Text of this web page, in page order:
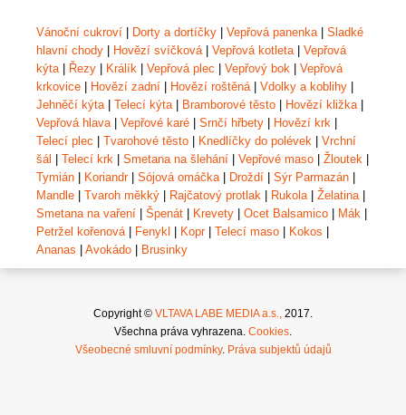
Vánoční cukroví Dorty a dortíčky Vepřová panenka| Sladké
hlavní chody
Hovězí svíčková| Vepřová kotleta| Vepřová
kýta| Řezy Králík Vepřová plec Vepřový bok
Vepřová
krkovice
Hovězí zadní Hovězí roštěná| Vdolky a koblihy
Jehněčí kýta| Telecí kýta| Bramborové těsto Hovězí kližka|
Vepřová hlava| Vepřové karé Srnčí hřbety Hovězí krk
Telecí plec
Tvarohové těsto Knedlíčky do polévek
Vrchní
šál
Telecí krk Smetana na šlehání Vepřové maso Žloutek
Tymián
Koriandr| Sójová omáčka| Droždí Sýr Parmazán
Mandle
Tvaroh měkký Rajčatový protlak Rukola| Želatina|
Smetana na vaření
Špenát Krevety Ocet Balsamico Mák
Petržel kořenová| Fenykl Kopr| Telecí maso Kokos
Ananas
Avokádo Brusinky
Copyright © VLTAVA LABE MEDIA a.s., 2017.
Všechna práva vyhrazena. Cookies.
Všeobecné smluvní podmínky. Práva subjektů údajů